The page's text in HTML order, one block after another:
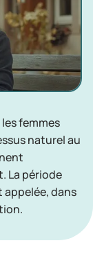
femmes
naturel au
La période
dans